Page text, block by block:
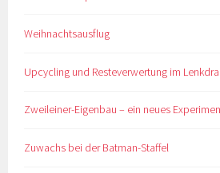
Weihnachtsausflug
Upcycling und Resteverwertung im
Zweileiner-Eigenbau – ein neues
Zuwachs bei der Batman-Staffel